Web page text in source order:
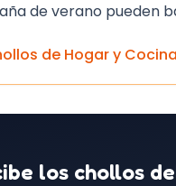
de verano pueden
de Hogar y Cocina
los chollos